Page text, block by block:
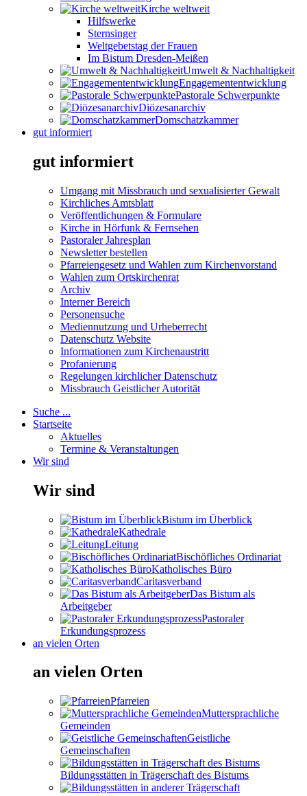
Kirche weltweit
Hilfswerke
Sternsinger
Weltgebetstag der Frauen
Im Bistum Dresden-Meißen
Umwelt & Nachhaltigkeit
Engagemententwicklung
Pastorale Schwerpunkte
Diözesanarchiv
Domschatzkammer
gut informiert
gut informiert
Umgang mit Missbrauch und sexualisierter Gewalt
Kirchliches Amtsblatt
Veröffentlichungen & Formulare
Kirche in Hörfunk & Fernsehen
Pastoraler Jahresplan
Newsletter bestellen
Pfarreiengesetz und Wahlen zum Kirchenvorstand
Wahlen zum Ortskirchenrat
Archiv
Interner Bereich
Personensuche
Mediennutzung und Urheberrecht
Datenschutz Website
Informationen zum Kirchenaustritt
Profanierung
Regelungen kirchlicher Datenschutz
Missbrauch Geistlicher Autorität
Suche ...
Startseite
Aktuelles
Termine & Veranstaltungen
Wir sind
Wir sind
Bistum im Überblick
Kathedrale
Leitung
Bischöfliches Ordinariat
Katholisches Büro
Caritasverband
Das Bistum als
Arbeitgeber
Pastoraler
Erkundungsprozess
an vielen Orten
an vielen Orten
Pfarreien
Muttersprachliche
Gemeinden
Geistliche
Gemeinschaften
Bildungsstätten in Trägerschaft des Bistums